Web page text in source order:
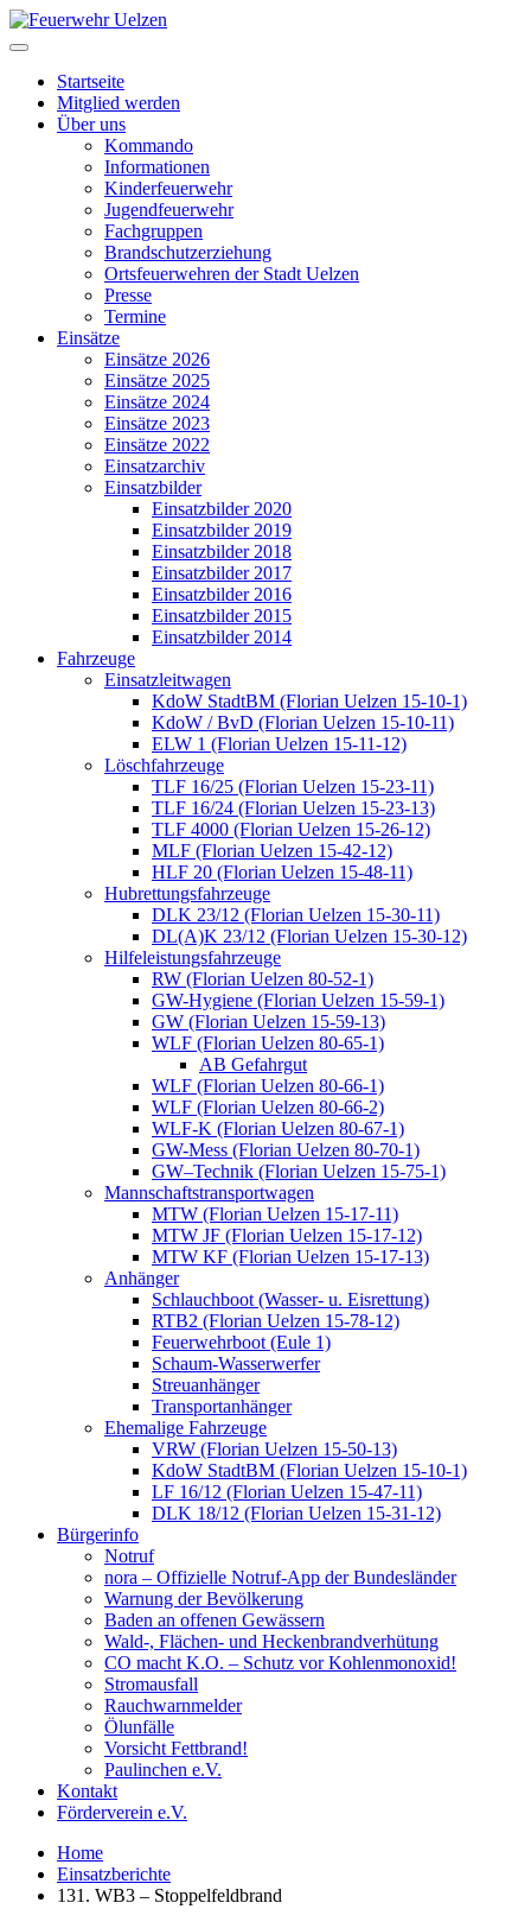
Startseite
Mitglied werden
Über uns
Kommando
Informationen
Kinderfeuerwehr
Jugendfeuerwehr
Fachgruppen
Brandschutzerziehung
Ortsfeuerwehren der Stadt Uelzen
Presse
Termine
Einsätze
Einsätze 2026
Einsätze 2025
Einsätze 2024
Einsätze 2023
Einsätze 2022
Einsatzarchiv
Einsatzbilder
Einsatzbilder 2020
Einsatzbilder 2019
Einsatzbilder 2018
Einsatzbilder 2017
Einsatzbilder 2016
Einsatzbilder 2015
Einsatzbilder 2014
Fahrzeuge
Einsatzleitwagen
KdoW StadtBM (Florian Uelzen 15-10-1)
KdoW / BvD (Florian Uelzen 15-10-11)
ELW 1 (Florian Uelzen 15-11-12)
Löschfahrzeuge
TLF 16/25 (Florian Uelzen 15-23-11)
TLF 16/24 (Florian Uelzen 15-23-13)
TLF 4000 (Florian Uelzen 15-26-12)
MLF (Florian Uelzen 15-42-12)
HLF 20 (Florian Uelzen 15-48-11)
Hubrettungsfahrzeuge
DLK 23/12 (Florian Uelzen 15-30-11)
DL(A)K 23/12 (Florian Uelzen 15-30-12)
Hilfeleistungsfahrzeuge
RW (Florian Uelzen 80-52-1)
GW-Hygiene (Florian Uelzen 15-59-1)
GW (Florian Uelzen 15-59-13)
WLF (Florian Uelzen 80-65-1)
AB Gefahrgut
WLF (Florian Uelzen 80-66-1)
WLF (Florian Uelzen 80-66-2)
WLF-K (Florian Uelzen 80-67-1)
GW-Mess (Florian Uelzen 80-70-1)
GW–Technik (Florian Uelzen 15-75-1)
Mannschaftstransportwagen
MTW (Florian Uelzen 15-17-11)
MTW JF (Florian Uelzen 15-17-12)
MTW KF (Florian Uelzen 15-17-13)
Anhänger
Schlauchboot (Wasser- u. Eisrettung)
RTB2 (Florian Uelzen 15-78-12)
Feuerwehrboot (Eule 1)
Schaum-Wasserwerfer
Streuanhänger
Transportanhänger
Ehemalige Fahrzeuge
VRW (Florian Uelzen 15-50-13)
KdoW StadtBM (Florian Uelzen 15-10-1)
LF 16/12 (Florian Uelzen 15-47-11)
DLK 18/12 (Florian Uelzen 15-31-12)
Bürgerinfo
Notruf
nora – Offizielle Notruf-App der Bundesländer
Warnung der Bevölkerung
Baden an offenen Gewässern
Wald-, Flächen- und Heckenbrandverhütung
CO macht K.O. – Schutz vor Kohlenmonoxid!
Stromausfall
Rauchwarnmelder
Ölunfälle
Vorsicht Fettbrand!
Paulinchen e.V.
Kontakt
Förderverein e.V.
Home
Einsatzberichte
131. WB3 – Stoppelfeldbrand